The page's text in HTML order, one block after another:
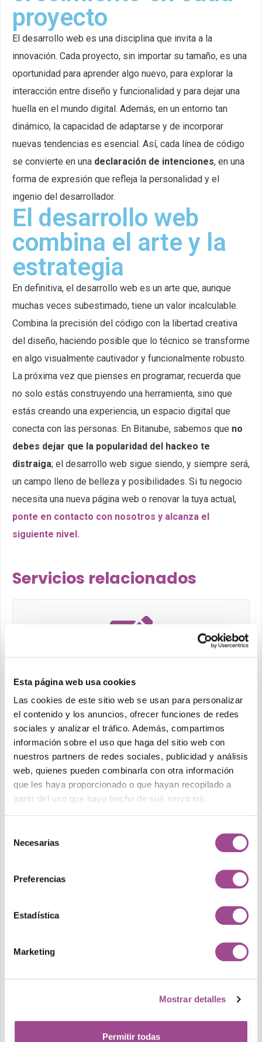
Esta página web usa cookies
Las cookies de este sitio web se usan para personalizar
el contenido y los anuncios, ofrecer funciones de redes
sociales y analizar el tráfico. Además, compartimos
información sobre el uso que haga del sitio web con
nuestros partners de redes sociales, publicidad y análisis
web, quienes pueden combinarla con otra información
que les haya proporcionado o que hayan recopilado a
partir del uso que haya hecho de sus servicios.
Necesarias
Preferencias
Estadística
Marketing
Mostrar detalles
Permitir todas
proyecto
El desarrollo web es una disciplina que invita a la
innovación. Cada proyecto, sin importar su tamaño, es una
oportunidad para aprender algo nuevo, para explorar la
interacción entre diseño y funcionalidad y para dejar una
huella en el mundo digital. Además, en un entorno tan
dinámico, la capacidad de adaptarse y de incorporar
nuevas tendencias es esencial. Así, cada línea de código
se convierte en una declaración de intenciones, en una
forma de expresión que refleja la personalidad y el
ingenio del desarrollador.
El desarrollo web
combina el arte y la
estrategia
En definitiva, el desarrollo web es un arte que, aunque
muchas veces subestimado, tiene un valor incalculable.
Combina la precisión del código con la libertad creativa
del diseño, haciendo posible que lo técnico se transforme
en algo visualmente cautivador y funcionalmente robusto.
La próxima vez que pienses en programar, recuerda que
no solo estás construyendo una herramienta, sino que
estás creando una experiencia, un espacio digital que
conecta con las personas. En Bitanube, sabemos que no
debes dejar que la popularidad del hackeo te
distraiga; el desarrollo web sigue siendo, y siempre será,
un campo lleno de belleza y posibilidades. Si tu negocio
necesita una nueva página web o renovar la tuya actual,
ponte en contacto con nosotros y alcanza el
siguiente nivel.
Servicios relacionados
contenidos para…
Nuestros diseñadores crean webs intuitivas y
Marketing Digital
Desarrollamos planes personalizados para